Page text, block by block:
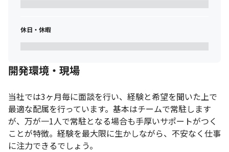
休日・休暇
開発環境・現場
当社では3ヶ月毎に面談を行い、経験と希望を聞いた上で
最適な配属を行っています。基本はチームで常駐します
が、万が一1人で常駐となる場合も手厚いサポートがつく
ことが特徴。経験を最大限に生かしながら、不安なく仕事
に注力できるでしょう。